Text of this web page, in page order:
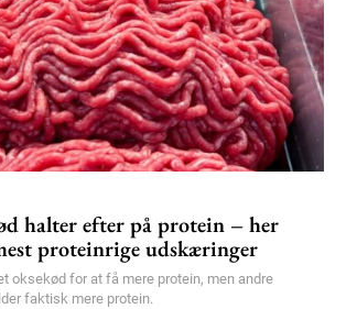
halter efter på protein – her
proteinrige udskæringer
oksekød for at få mere protein, men andre
faktisk mere protein.